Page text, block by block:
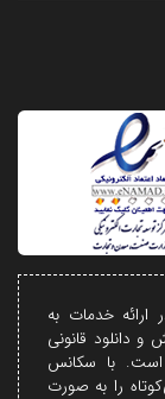
ارائه خدمات به
و دانلود قانونی
است. با سکانس
را به صورت